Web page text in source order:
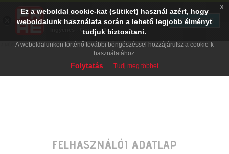
FELHASZNÁLÓI ADATLAP
Ez a weboldal cookie-kat (sütiket) használ azért, hogy
weboldalunk használata során a lehető legjobb élményt
tudjuk biztosítani.
A weboldalunkon történő további böngészéssel hozzájárulsz a cookie-k
használatához.
Folytatás Tudj meg többet
x
PRAE.HU
Digital Evolution
Ingyenes - Google Play
TELEPÍTÉS